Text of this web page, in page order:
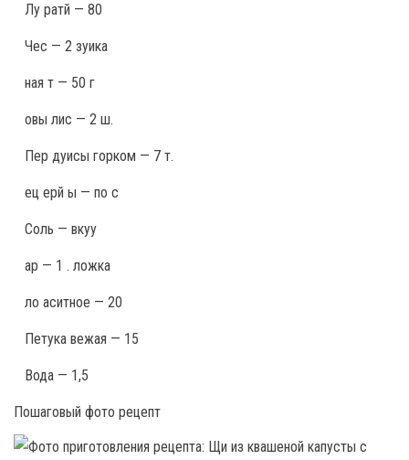
Лу ратй — 80
Чес — 2 зуика
ная т — 50 г
овы лис — 2 ш.
Пер дуисы горком — 7 т.
ец ерй ы — по с
Соль — вкуу
ар — 1 . ложка
ло аситное — 20
Петука вежая — 15
Вода — 1,5
Пошаговый фото рецепт